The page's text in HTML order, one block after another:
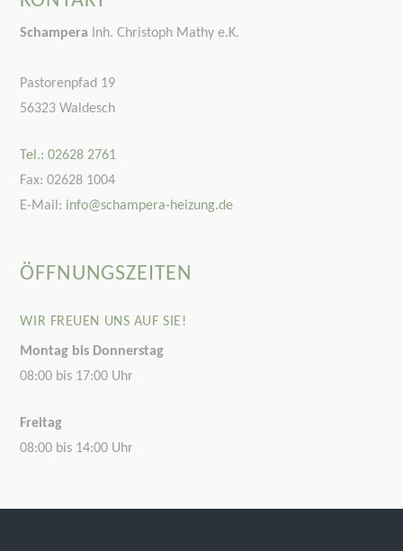
Schampera Inh. Christoph Mathy e.K.
Pastorenpfad 19
56323 Waldesch
Tel.: 02628 2761
Fax: 02628 1004
E-Mail: info@schampera-heizung.de
ÖFFNUNGSZEITEN
WIR FREUEN UNS AUF SIE!
Montag bis Donnerstag
08:00 bis 17:00 Uhr
Freitag
08:00 bis 14:00 Uhr